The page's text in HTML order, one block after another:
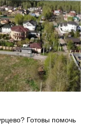
Готовы помочь